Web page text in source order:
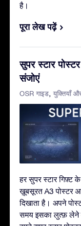
है।
पूरा लेख पढ़ें
सुपर स्टार
संजोएं
OSR गाइड युक्तियाँ
हर सुपर स्टार गिफ़्ट
ख़ूबसूरत A3 पोस्टर
दिखाता है। अपने
समय इसका लुत्फ़ लेने